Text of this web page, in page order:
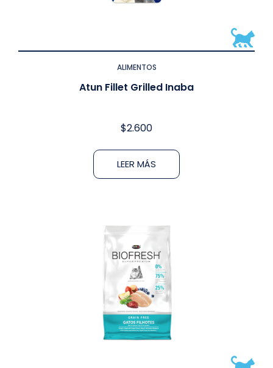
ALIMENTOS
Atun Fillet Grilled Inaba
$2.600
LEER MÁS